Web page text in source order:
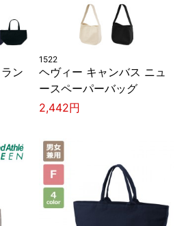
ン
1522
ヘヴィー キャンバス ニュ
ースペーパーバッグ
2,442円